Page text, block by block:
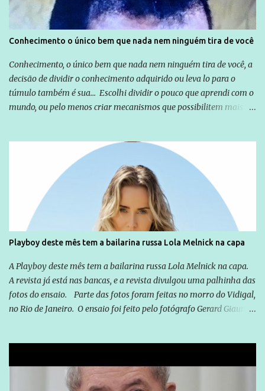
Conhecimento o único bem que nada nem ninguém tira de você
Conhecimento, o único bem que nada nem ninguém tira de você, a
decisão de dividir o conhecimento adquirido ou leva lo para o
túmulo também é sua... Escolhi dividir o pouco que aprendi com o
mundo, ou pelo menos criar mecanismos que possibilitem mais e
empreendedor da comunicação, que além de informação
cotidiana, corriqueira e cada vez mais preocupantes, do tipo que
você já esta acostumado a ver neste espaço, vou trabalhar a ideia
que possibilite distribuir não só informações, mas que gere de
forma consistente a riqueza do conhecimento... Exemplo: o
cidadão brasileiro não precisa só ser informado sobre operações
da Lava Jato, Reformas que podem retirar ou não direitos, ou
quem vai ser preso ou não; é preciso levar até as pessoas, do mais
simples ao mais burguês, o que diz a nossa Constituição, quais são
seus direitos e deveres em ...
Playboy deste mês tem a bailarina russa Lola Melnick na capa
A Playboy deste mês tem a bailarina russa Lola Melnick na capa.
A revista já está nas bancas, e a revista divulgou uma palhinha das
fotos do ensaio. Parte das fotos foram feitas no morro do Vidigal,
no Rio de Janeiro. O ensaio foi feito pelo fotógrafo Gerard Giaume